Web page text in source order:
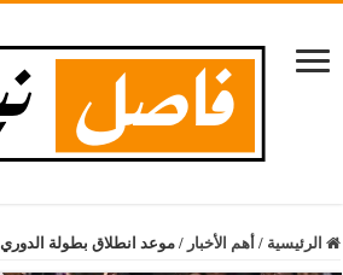
الرئيسية / أهم الأخبار / موعد انطلاق بطولة الدوري